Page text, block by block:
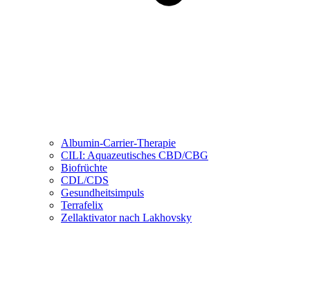
Albumin-Carrier-Therapie
CILI: Aquazeutisches CBD/CBG
Biofrüchte
CDL/CDS
Gesundheitsimpuls
Terrafelix
Zellaktivator nach Lakhovsky